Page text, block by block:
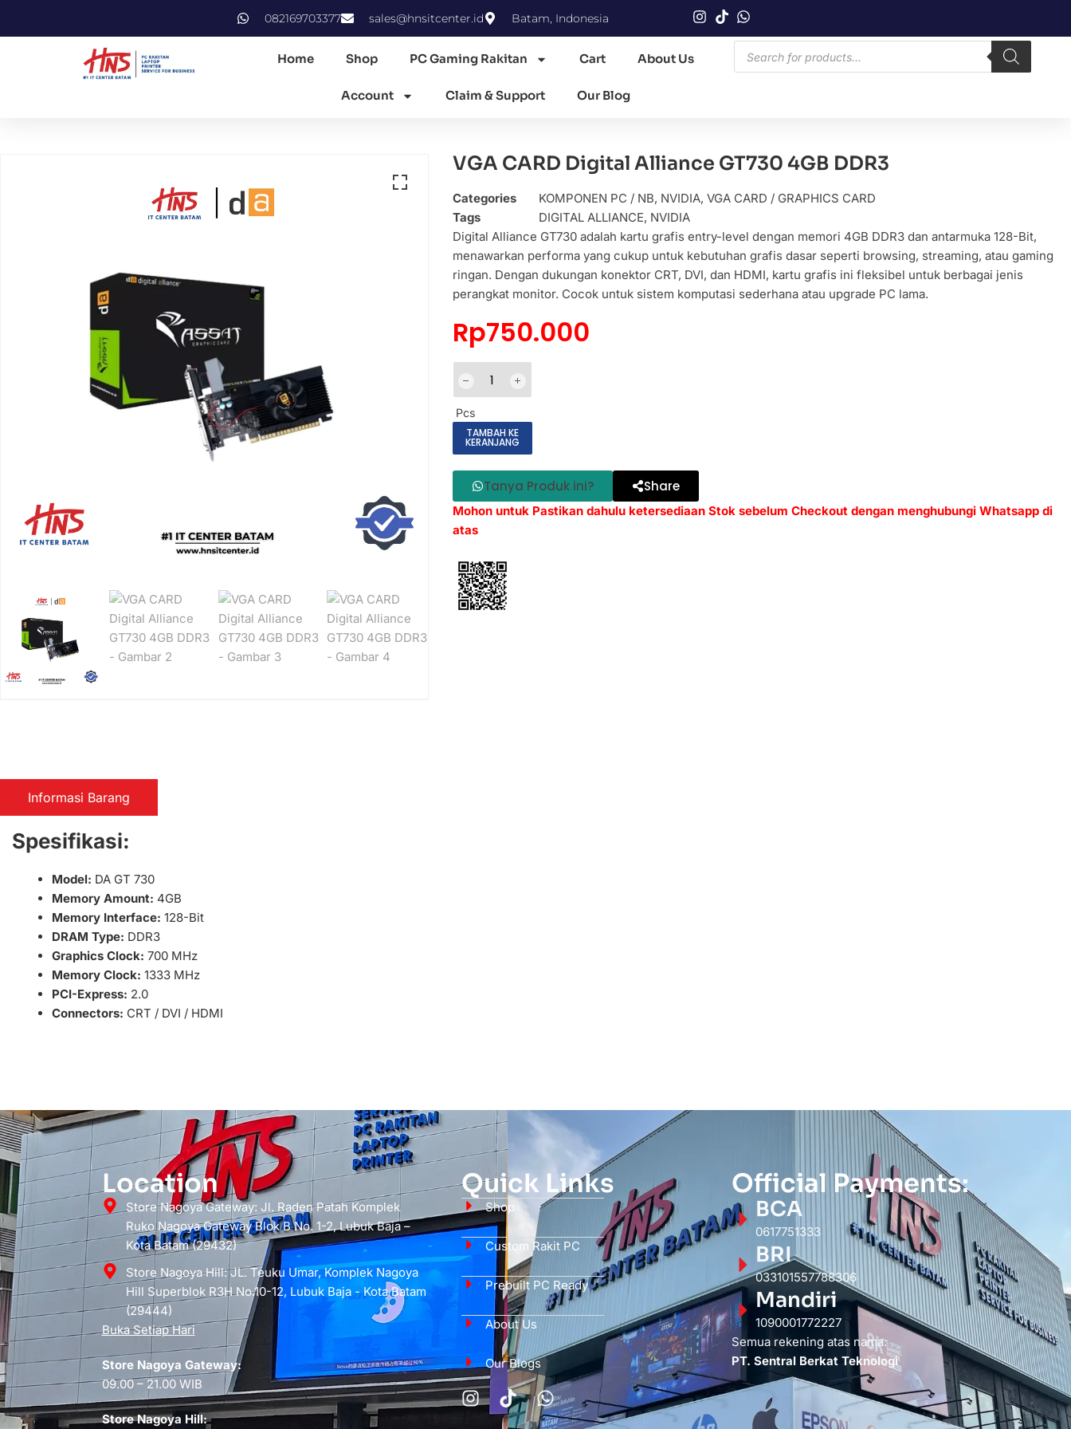
082169703377 sales@hnsitcenter.id Batam, Indonesia
Home Shop PC Gaming Rakitan Cart About Us
Account Claim & Support Our Blog
VGA CARD Digital Alliance GT730 4GB DDR3
Categories KOMPONEN PC / NB, NVIDIA, VGA CARD / GRAPHICS CARD
Tags
DIGITAL ALLIANCE, NVIDIA
Digital Alliance GT730 adalah kartu grafis entry-level dengan memori 4GB DDR3 dan antarmuka 128-Bit,
menawarkan performa yang cukup untuk kebutuhan grafis dasar seperti browsing, streaming, atau gaming
ringan. Dengan dukungan konektor CRT, DVI, dan HDMI, kartu grafis ini fleksibel untuk berbagai jenis
perangkat monitor. Cocok untuk sistem komputasi sederhana atau upgrade PC lama.
Rp750.000
Pcs
TAMBAH KE
KERANJANG
Tanya Produk ini? Share
Mohon untuk Pastikan dahulu ketersediaan Stok sebelum Checkout dengan menghubungi Whatsapp di
atas
Informasi Barang
Spesifikasi:
Model: DA GT 730
Memory Amount: 4GB
Memory Interface: 128-Bit
DRAM Type: DDR3
Graphics Clock: 700 MHz
Memory Clock: 1333 MHz
PCI-Express: 2.0
Connectors: CRT / DVI / HDMI
Location
Store Nagoya Gateway: Jl. Raden Patah Komplek
Ruko Nagoya Gateway Blok B No. 1-2, Lubuk Baja –
Kota Batam (29432)
Store Nagoya Hill: JL. Teuku Umar, Komplek Nagoya
Hill Superblok R3H No.10-12, Lubuk Baja - Kota Batam
(29444)
Buka Setiap Hari
Store Nagoya Gateway:
09.00 – 21.00 WIB
Store Nagoya Hill:
Quick Links
Shop
Custom Rakit PC
Prebuilt PC Ready
About Us
Our Blogs
Official Payments:
BCA
0617751333
BRI
033101557788306
Mandiri
1090001772227
Semua rekening atas nama:
PT. Sentral Berkat Teknologi